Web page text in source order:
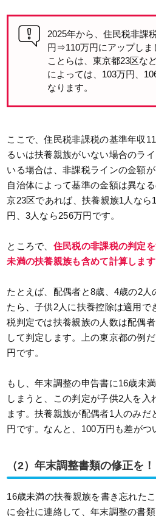
2025年から、住民税非課
円⇒110万円にアップしま
ことらは、東京都23区な
によっては、103万円、
なります。
ここで、住民税非課税の基準年収
るいは扶養親族がいない場合のラ
いる場合は、非課税ラインの金額が
自治体によって基準の金額は異な
京23区であれば、扶養親族1人なら
円、3人なら256万円です。
ところで、 住民税の非課税の判定
未満の扶養親族も含めて計算します
たとえば、配偶者と8歳、4歳の2人
たら、子供2人に扶養控除は適用で
税判定では扶養親族の人数は配偶
して判定します。上の東京都の例
円です。
もし、年末調整の申告書に16歳未
しまうと、この判定が子供2人を入
ます。扶養親族が配偶者1人のみだ
円です。なんと、100万円も差がつ
（2）年末調整書類の修正を！
16歳未満の扶養親族を書き忘れた
に会社に連絡して、年末調整の書類